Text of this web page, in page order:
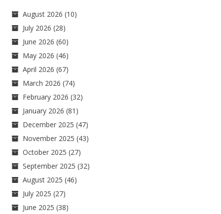
August 2026 (10)
July 2026 (28)
June 2026 (60)
May 2026 (46)
April 2026 (67)
March 2026 (74)
February 2026 (32)
January 2026 (81)
December 2025 (47)
November 2025 (43)
October 2025 (27)
September 2025 (32)
August 2025 (46)
July 2025 (27)
June 2025 (38)